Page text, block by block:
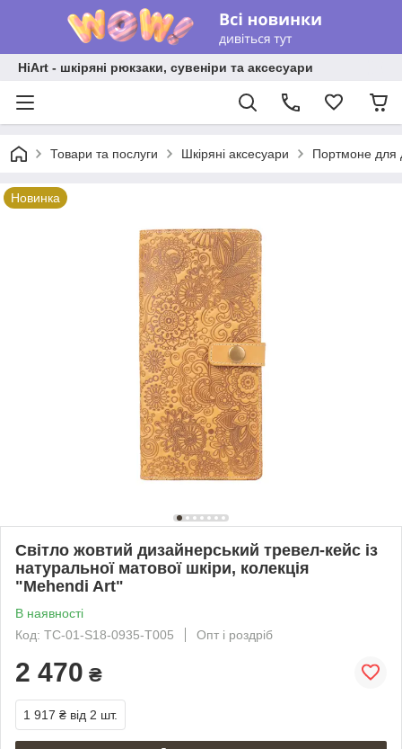
HiArt - шкіряні рюкзаки, сувеніри та аксесуари
Товари та послуги Шкіряні аксесуари Портмоне для
Новинка
Світло жовтий дизайнерський тревел-кейс із
натуральної матової шкіри, колекція
"Mehendi Art"
В наявності
Код: TC-01-S18-0935-T005
Опт і роздріб
2 470 ₴
1 917 ₴ від 2 шт.